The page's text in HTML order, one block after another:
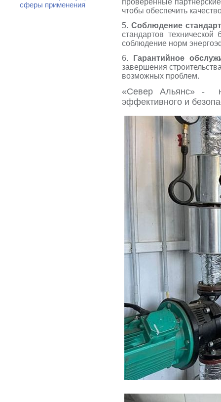
сферы применения
проверенные
чтобы обеспечить
5. Соблюдение
стандартов технической
соблюдение норм
6.
Гарантийное
завершения
возможных проблем.
«Север Альянс» -
эффективного и